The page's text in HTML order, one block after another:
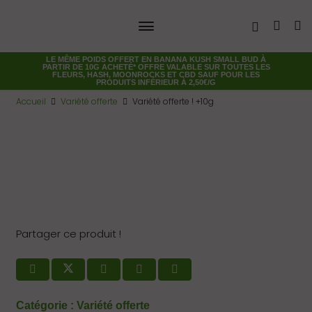
LE MÊME POIDS OFFERT EN BANANA KUSH SMALL BUD À
PARTIR DE 10G ACHETÉ* OFFRE VALABLE SUR TOUTES LES
FLEURS, HASH, MOONROCKS ET CBD SAUF POUR LES
PRODUITS INFÉRIEUR À 2,50€/G
Accueil Variété offerte Variété offerte ! +10g
Partager ce produit !
Catégorie : Variété offerte